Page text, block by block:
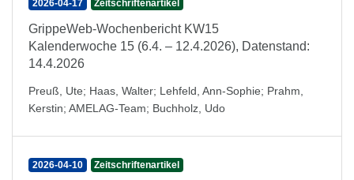
2026-04-17 Zeitschriftenartikel
GrippeWeb-Wochenbericht KW15
Kalenderwoche 15 (6.4. – 12.4.2026), Datenstand:
14.4.2026
Preuß, Ute; Haas, Walter; Lehfeld, Ann-Sophie; Prahm,
Kerstin; AMELAG-Team; Buchholz, Udo
2026-04-10 Zeitschriftenartikel